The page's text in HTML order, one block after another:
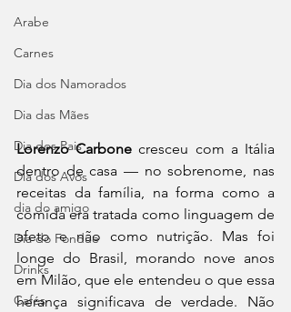
Arabe
Carnes
Dia dos Namorados
Dia das Mães
Dia dos Pais
Dia dos Avós
dia do amigo
Dia do Fondue
Drinks
Cafés
Lorenzo Carbone cresceu com a Itália
dentro de casa — no sobrenome, nas
receitas da família, na forma como a
comida era tratada como linguagem de
afeto e não como nutrição. Mas foi
longe do Brasil, morando nove anos
em Milão, que ele entendeu o que essa
herança significava de verdade. Não